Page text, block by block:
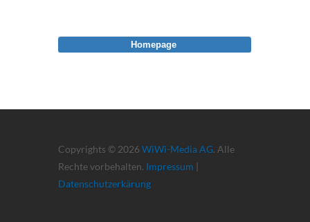
Copyrights © 2026 WiWi-Media AG. Alle
Rechte vorbehalten. Impressum |
Datenschutzerkärung
Homepage